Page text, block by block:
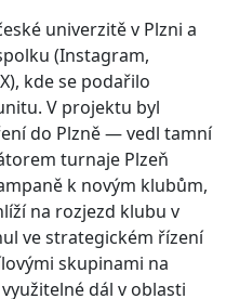
univerzitě v Plzni a
(Instagram,
kde se podařilo
V projektu byl
do Plzně — vedl tamní
turnaje Plzeň
k novým klubům,
na rozjezd klubu v
ve strategickém řízení
skupinami na
dál v oblasti